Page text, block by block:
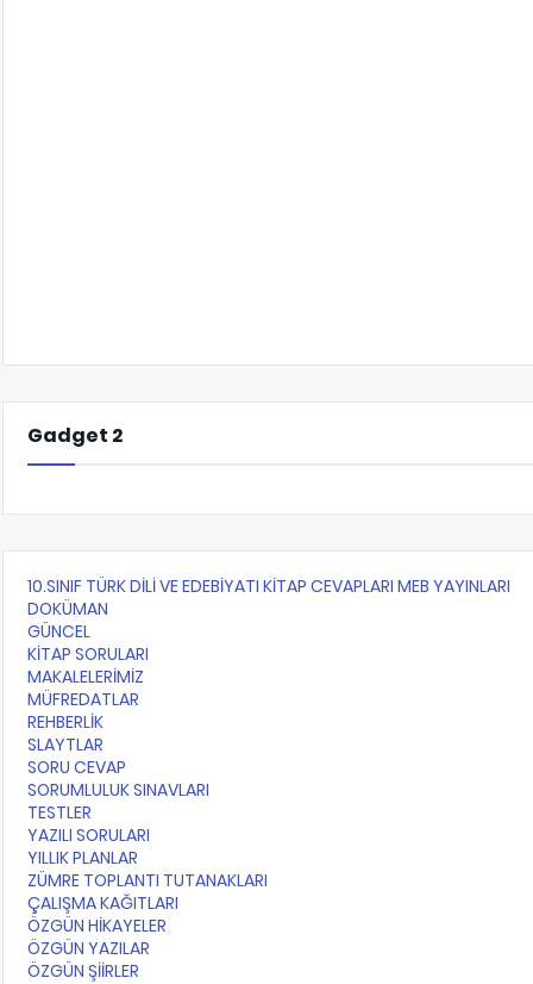
Gadget 2
10.SINIF TÜRK DİLİ VE EDEBİYATI KİTAP CEVAPLARI MEB YAYINLARI
DOKÜMAN
GÜNCEL
KİTAP SORULARI
MAKALELERİMİZ
MÜFREDATLAR
REHBERLİK
SLAYTLAR
SORU CEVAP
SORUMLULUK SINAVLARI
TESTLER
YAZILI SORULARI
YILLIK PLANLAR
ZÜMRE TOPLANTI TUTANAKLARI
ÇALIŞMA KAĞITLARI
ÖZGÜN HİKAYELER
ÖZGÜN YAZILAR
ÖZGÜN ŞİİRLER